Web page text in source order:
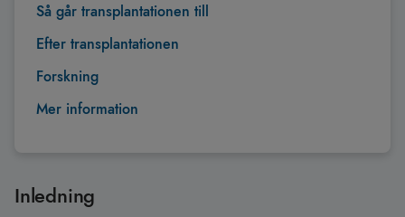
Så går transplantationen till
Efter transplantationen
Forskning
Mer information
Inledning